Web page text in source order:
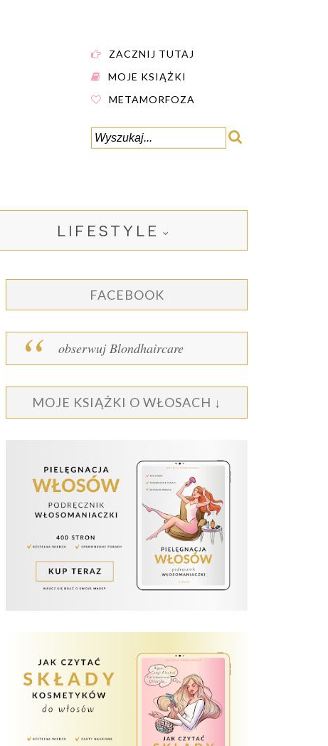
ZACZNIJ TUTAJ
MOJE KSIĄŻKI
METAMORFOZA
LIFESTYLE
FACEBOOK
obserwuj Blondhaircare
MOJE KSIĄŻKI O WŁOSACH ↓